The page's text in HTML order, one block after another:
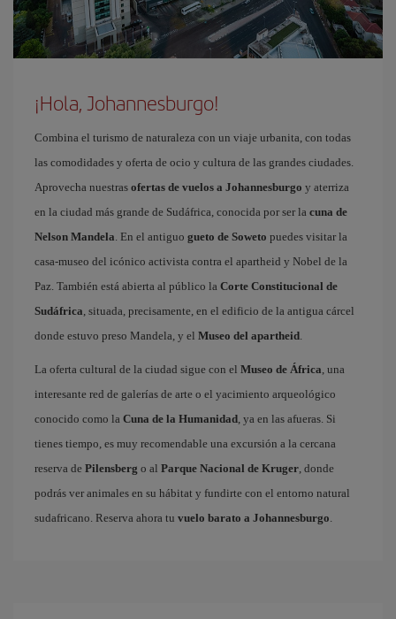
¡Hola, Johannesburgo!
Combina el turismo de naturaleza con un viaje urbanita, con todas
las comodidades y oferta de ocio y cultura de las grandes ciudades.
Aprovecha nuestras ofertas de vuelos a Johannesburgo y aterriza
en la ciudad más grande de Sudáfrica, conocida por ser la cuna de
Nelson Mandela. En el antiguo gueto de Soweto puedes visitar la
casa-museo del icónico activista contra el apartheid y Nobel de la
Paz. También está abierta al público la Corte Constitucional de
Sudáfrica, situada, precisamente, en el edificio de la antigua cárcel
donde estuvo preso Mandela, y el Museo del apartheid.
La oferta cultural de la ciudad sigue con el Museo de África, una
interesante red de galerías de arte o el yacimiento arqueológico
conocido como la Cuna de la Humanidad, ya en las afueras. Si
tienes tiempo, es muy recomendable una excursión a la cercana
reserva de Pilensberg o al Parque Nacional de Kruger, donde
podrás ver animales en su hábitat y fundirte con el entorno natural
sudafricano. Reserva ahora tu vuelo barato a Johannesburgo.